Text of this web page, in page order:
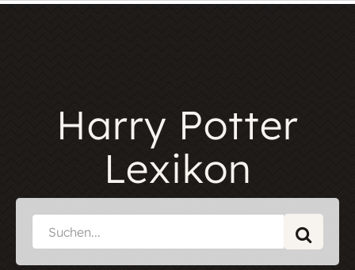
Harry Potter
Lexikon